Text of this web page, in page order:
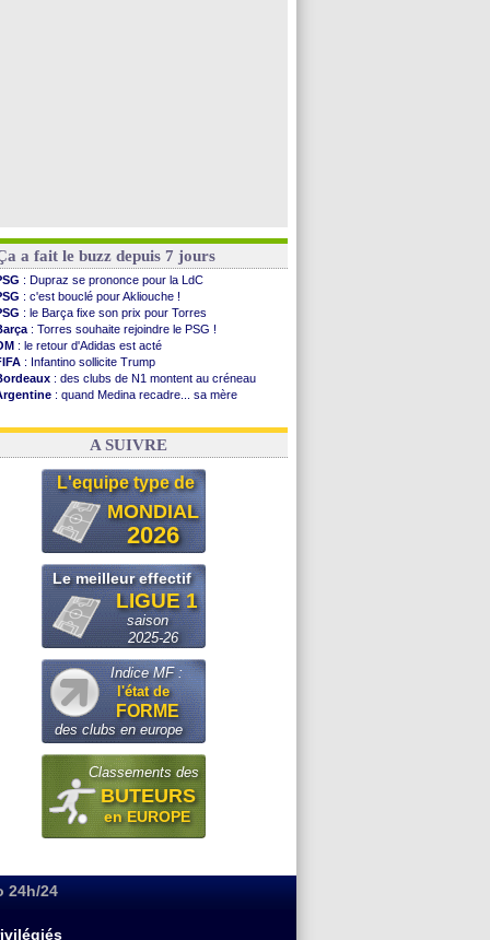
a fait le buzz depuis 7 jours
: Dupraz se prononce pour la LdC
: c'est bouclé pour Akliouche !
: le Barça fixe son prix pour Torres
: Torres souhaite rejoindre le PSG !
: le retour d'Adidas est acté
: Infantino sollicite Trump
: des clubs de N1 montent au créneau
: quand Medina recadre... sa mère
: Paixão attire un 2e club anglais
A SUIVRE
L'equipe type de
MONDIAL
2026
Le meilleur effectif
LIGUE 1
saison
2025-26
Indice MF :
l'état de
FORME
des clubs en europe
Classements des
BUTEURS
en EUROPE
24h/24